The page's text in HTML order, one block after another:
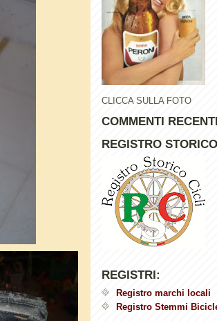
CLICCA SULLA FOTO
COMMENTI RECENTI
REGISTRO
REGISTRI:
Registro marchi locali
Registro Stemmi